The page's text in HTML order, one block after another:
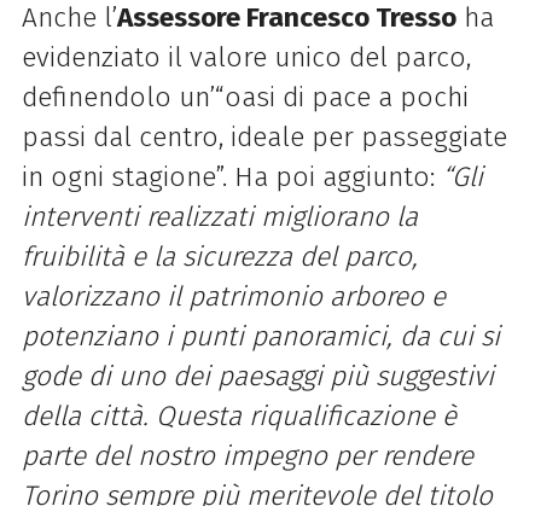
Anche l’Assessore Francesco Tressoha
evidenziato il valore unico del parco,
definendolo un’“oasi di pace a pochi
passi dal centro, ideale per passeggiate
in ogni stagione”. Ha poi aggiunto: “Gli
interventi realizzati migliorano la
fruibilità e la sicurezza del parco,
valorizzano il patrimonio arboreo e
potenziano i punti panoramici, da cui si
gode di uno dei paesaggi più suggestivi
della città. Questa riqualificazione è
parte del nostro impegno per rendere
Torino sempre più meritevole del titolo